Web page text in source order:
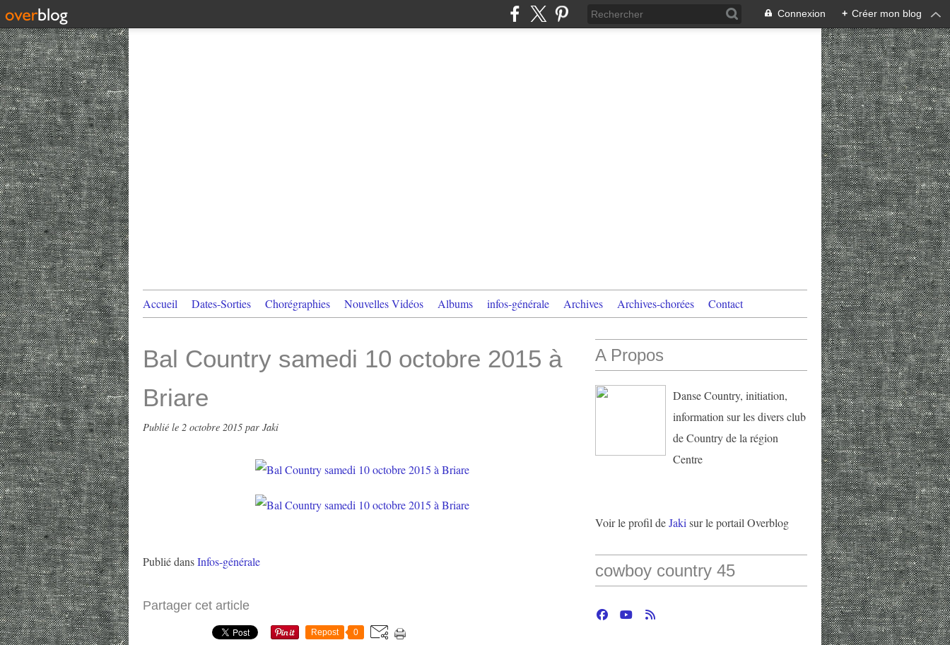
Connexion + Créer mon blog
Accueil Dates-Sorties Chorégraphies Nouvelles Vidéos Albums infos-générale Archives Archives-chorées Contact
Bal Country samedi 10 octobre 2015 à
Briare
Publié le 2 octobre 2015 par Jaki
Publié dansInfos-générale
Partager cet article
Repost 0
A Propos
Danse Country, initiation,
information sur les divers club
de Country de la région
Centre
Voir le profil deJaki sur le portail Overblog
cowboy country 45